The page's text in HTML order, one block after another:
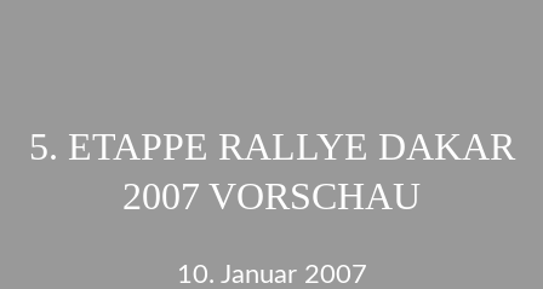
5. ETAPPE RALLYE DAKAR
2007 VORSCHAU
10. Januar 2007